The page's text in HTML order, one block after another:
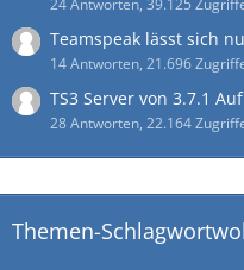
24 Antworten, 39.125
Teamspeak lässt sich
14 Antworten, 21.696
TS3 Server von 3.7.1
28 Antworten, 22.164
Themen-